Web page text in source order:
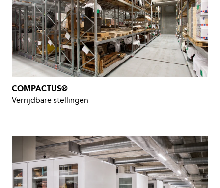
COMPACTUS®
Verrijdbare stellingen